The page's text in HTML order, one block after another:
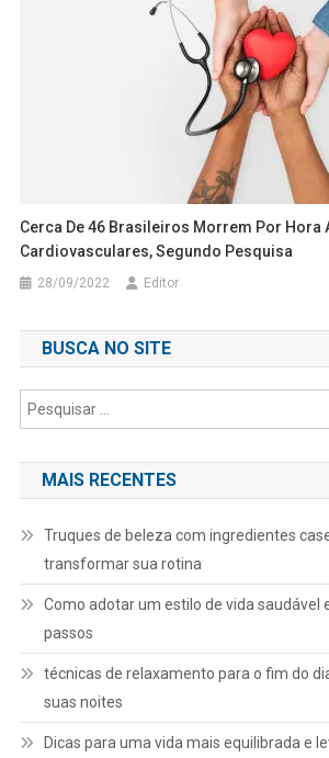
Cerca De 46 Brasileiros Morrem Por Hora
Cardiovasculares, Segundo Pesquisa
28/09/2022 Editor
BUSCA NO SITE
MAIS RECENTES
Truques de beleza com ingredientes
transformar sua rotina
Como adotar um estilo de vida saudável
passos
técnicas de relaxamento para o fim do
suas noites
Dicas para uma vida mais equilibrada e